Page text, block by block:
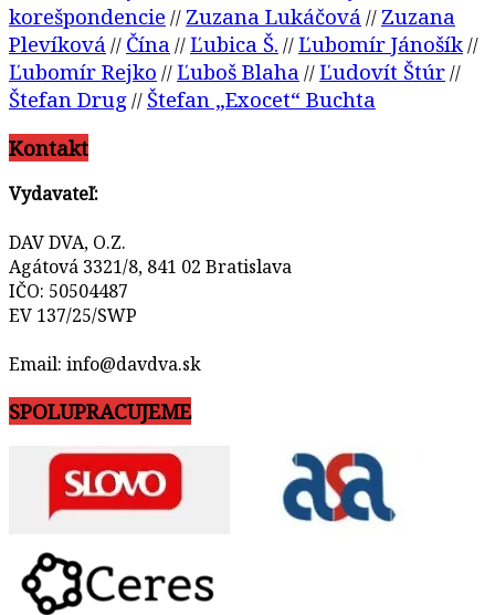
korešpondencie // Zuzana Lukáčová // Zuzana
Plevíková // Čína //Ľubica Š. //Ľubomír Jánošík//
Ľubomír Rejko //Ľuboš Blaha //Ľudovít Štúr//
Štefan Drug// Štefan „Exocet“ Buchta
Kontakt
Vydavateľ:
DAV DVA, O.Z.
Agátová 3321/8, 841 02 Bratislava
IČO: 50504487
EV 137/25/SWP
Email: info@davdva.sk
SPOLUPRACUJEME